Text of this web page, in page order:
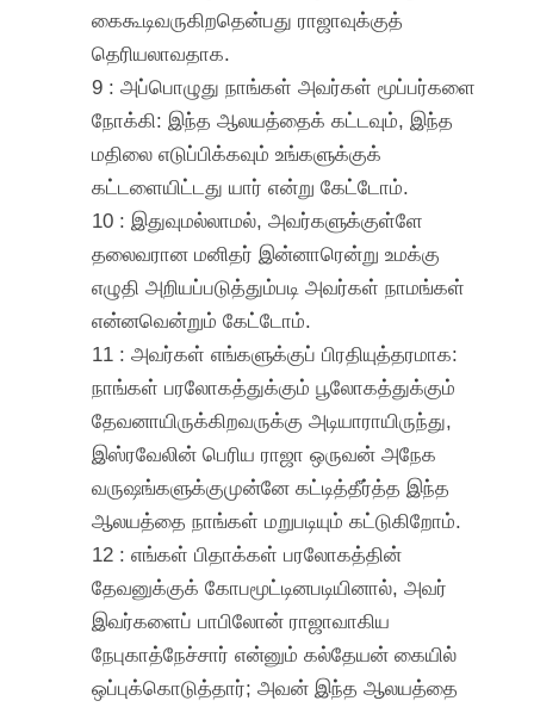
கைகூடிவருகிறதென்பது ராஜாவுக்குத்
தெரியலாவதாக.
9 : அப்பொழுது நாங்கள் அவர்கள் மூப்பர்களை
நோக்கி: இந்த ஆலயத்தைக் கட்டவும், இந்த
மதிலை எடுப்பிக்கவும் உங்களுக்குக்
கட்டளையிட்டது யார் என்று கேட்டோம்.
10 : இதுவுமல்லாமல், அவர்களுக்குள்ளே
தலைவரான மனிதர் இன்னாரென்று உமக்கு
எழுதி அறியப்படுத்தும்படி அவர்கள் நாமங்கள்
என்னவென்றும் கேட்டோம்.
11 : அவர்கள் எங்களுக்குப் பிரதியுத்தரமாக:
நாங்கள் பரலோகத்துக்கும் பூலோகத்துக்கும்
தேவனாயிருக்கிறவருக்கு அடியாராயிருந்து,
இஸ்ரவேலின் பெரிய ராஜா ஒருவன் அநேக
வருஷங்களுக்குமுன்னே கட்டித்தீர்த்த இந்த
ஆலயத்தை நாங்கள் மறுபடியும் கட்டுகிறோம்.
12 : எங்கள் பிதாக்கள் பரலோகத்தின்
தேவனுக்குக் கோபமூட்டினபடியினால், அவர்
இவர்களைப் பாபிலோன் ராஜாவாகிய
நேபுகாத்நேச்சார் என்னும் கல்தேயன் கையில்
ஒப்புக்கொடுத்தார்; அவன் இந்த ஆலயத்தை